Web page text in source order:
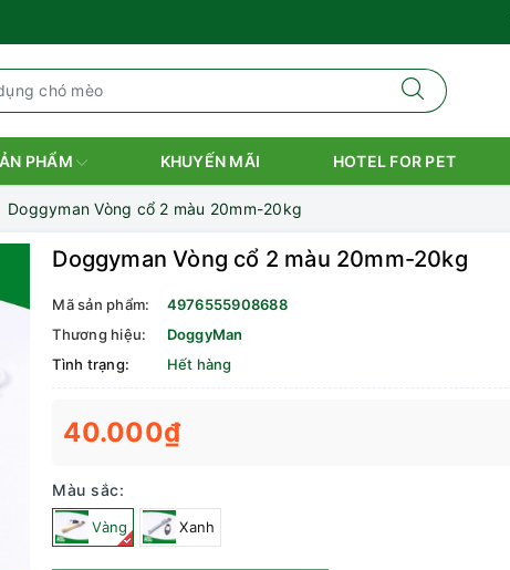
PHẨM KHUYẾN MÃI HOTEL FOR PET
Doggyman Vòng cổ 2 màu 20mm-20kg
Doggyman Vòng cổ 2 màu 20mm-20kg
Mã sản phẩm:
4976555908688
Thương hiệu:
DoggyMan
Tình trạng:
Hết hàng
40.000₫
Màu sắc:
Vàng Xanh